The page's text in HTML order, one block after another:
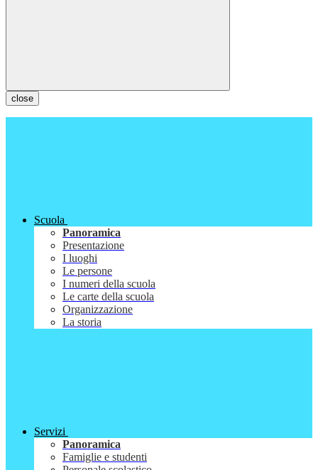
close
Scuola
Panoramica
Presentazione
I luoghi
Le persone
I numeri della scuola
Le carte della scuola
Organizzazione
La storia
Servizi
Panoramica
Famiglie e studenti